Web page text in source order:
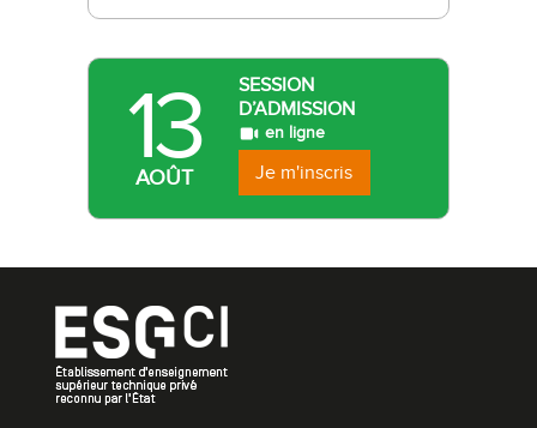
13
AOÛT
SESSION
D’ADMISSION
en ligne
Je m'inscris